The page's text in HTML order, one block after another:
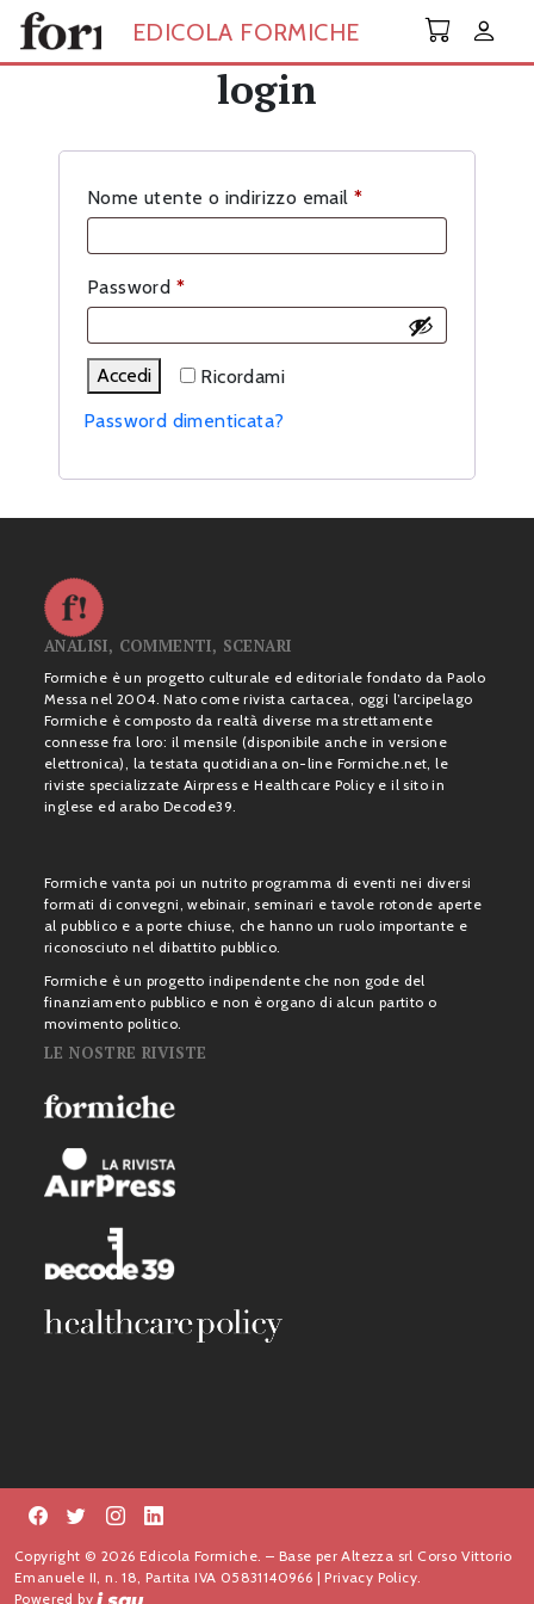
Skip to main content
EDICOLA FORMICHE
login
Nome utente o indirizzo email *Richiesto
Password *Richiesto
Ricordami
Accedi
Password dimenticata?
ANALISI, COMMENTI, SCENARI
Formiche è un progetto culturale ed editoriale fondato da Paolo
Messa nel 2004. Nato come rivista cartacea, oggi l’arcipelago
Formiche è composto da realtà diverse ma strettamente
connesse fra loro: il mensile (disponibile anche in versione
elettronica), la testata quotidiana on-line Formiche.net, le
riviste specializzate Airpress e Healthcare Policy e il sito in
inglese ed arabo Decode39.
Formiche vanta poi un nutrito programma di eventi nei diversi
formati di convegni, webinair, seminari e tavole rotonde aperte
al pubblico e a porte chiuse, che hanno un ruolo importante e
riconosciuto nel dibattito pubblico.
Formiche è un progetto indipendente che non gode del
finanziamento pubblico e non è organo di alcun partito o
movimento politico.
LE NOSTRE RIVISTE
Copyright © 2026 Edicola Formiche. – Base per Altezza srl Corso Vittorio
Emanuele II, n. 18, Partita IVA 05831140966 |Privacy Policy.
Powered by